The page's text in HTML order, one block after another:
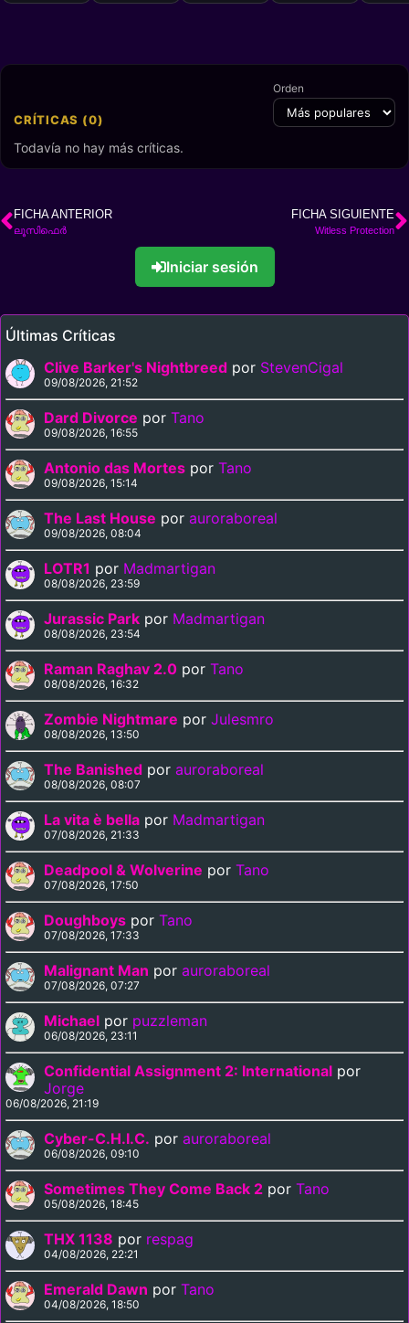
CRÍTICAS (0)
Orden
Todavía no hay más críticas.
FICHA ANTERIOR
ലൂസിഫെർ
FICHA SIGUIENTE
Witless Protection
Iniciar sesión
Últimas Críticas
Clive Barker's Nightbreed por StevenCigal
09/08/2026, 21:52
Dard Divorce por Tano
09/08/2026, 16:55
Antonio das Mortes por Tano
09/08/2026, 15:14
The Last House por auroraboreal
09/08/2026, 08:04
LOTR1 por Madmartigan
08/08/2026, 23:59
Jurassic Park por Madmartigan
08/08/2026, 23:54
Raman Raghav 2.0 por Tano
08/08/2026, 16:32
Zombie Nightmare por Julesmro
08/08/2026, 13:50
The Banished por auroraboreal
08/08/2026, 08:07
La vita è bella por Madmartigan
07/08/2026, 21:33
Deadpool & Wolverine por Tano
07/08/2026, 17:50
Doughboys por Tano
07/08/2026, 17:33
Malignant Man por auroraboreal
07/08/2026, 07:27
Michael por puzzleman
06/08/2026, 23:11
Confidential Assignment 2: International por
Jorge
06/08/2026, 21:19
Cyber-C.H.I.C. por auroraboreal
06/08/2026, 09:10
Sometimes They Come Back 2 por Tano
05/08/2026, 18:45
THX 1138 por respag
04/08/2026, 22:21
Emerald Dawn por Tano
04/08/2026, 18:50